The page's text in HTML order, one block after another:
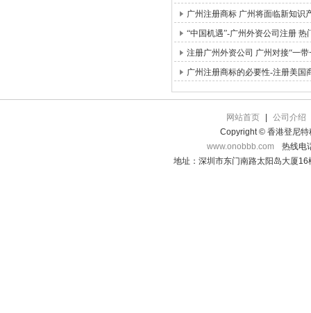
广州注册商标 广州将面临新知识
“中国机遇”-广州外资公司注册 热
注册广州外资公司 广州对接“一带
广州注册商标的必要性-注册美国
网站首页
公司介绍
Copyright © 香港登尼特
www.onobbb.com
热线电
地址：深圳市东门南路太阳岛大厦